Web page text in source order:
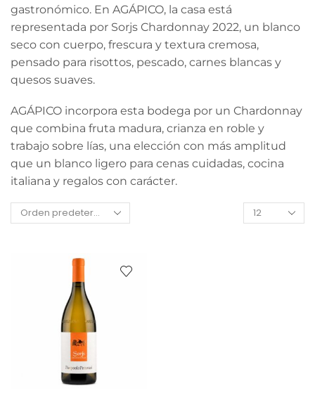
gastronómico. En AGÁPICO, la casa está
representada por Sorjs Chardonnay 2022, un blanco
seco con cuerpo, frescura y textura cremosa,
pensado para risottos, pescado, carnes blancas y
quesos suaves.
AGÁPICO incorpora esta bodega por un Chardonnay
que combina fruta madura, crianza en roble y
trabajo sobre lías, una elección con más amplitud
que un blanco ligero para cenas cuidadas, cocina
italiana y regalos con carácter.